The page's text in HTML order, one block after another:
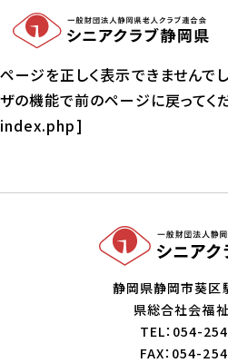
ページを正しく表示できませんで
ザの機能で前のページに戻ってく
index.php]
静岡県静岡市葵
県総合社会福
TEL：054-
FAX：054-